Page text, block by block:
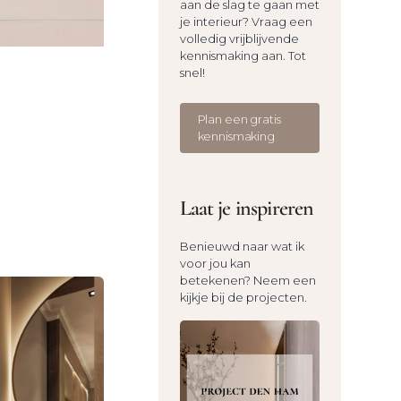
aan de slag te gaan met
je interieur? Vraag een
volledig vrijblijvende
kennismaking aan. Tot
snel!
Plan een gratis
kennismaking
Laat je inspireren
Benieuwd naar wat ik
voor jou kan
betekenen? Neem een
kijkje bij de projecten.